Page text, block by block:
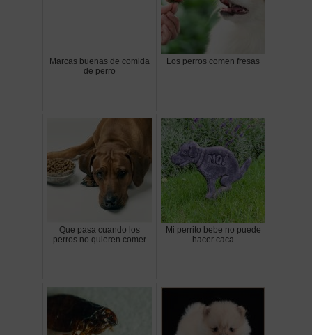
Marcas buenas de comida
de perro
Los perros comen fresas
Que pasa cuando los
perros no quieren comer
Mi perrito bebe no puede
hacer caca